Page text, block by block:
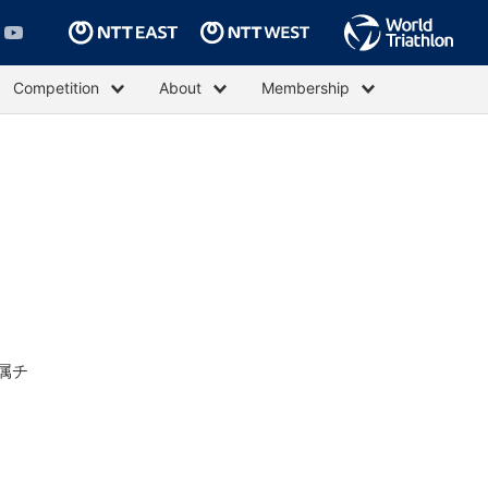
Competition About Membership
チ